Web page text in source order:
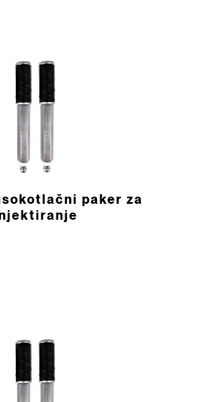
paker za